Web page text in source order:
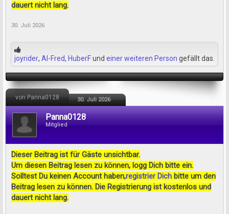
dauert nicht lang.
30. Juli 2026
joyrider, Al-Fred, HuberFund einer weiteren Person gefällt das.
von Panna0128 30. Juli 2026
Panna0128
Mitglied
Dieser Beitrag ist für Gäste unsichtbar.
Um diesen Beitrag lesen zu können, logg Dich bitte ein.
Solltest Du keinen Account haben,registrier Dich bitte um den
Beitrag lesen zu können. Die Registrierung ist kostenlos und
dauert nicht lang.